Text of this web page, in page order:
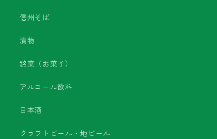
信州そば
漬物
銘菓（お菓子）
アルコール飲料
日本酒
クラフトビール・地ビール